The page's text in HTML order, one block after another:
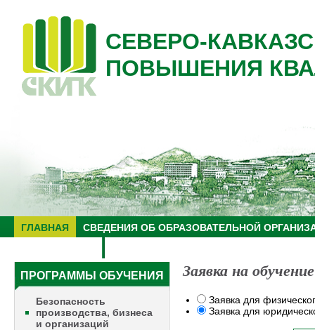
СЕВЕРО-
ПОВЫШЕНИЯ
ГЛАВНАЯ
СВЕДЕНИЯ ОБ ОБРАЗОВАТЕЛЬНОЙ
ПРОГРАММЫ ОБУЧЕНИЯ
Безопасность
производства, бизнеса
и организаций
Заявка на обучение
Заявка для
Заявка для